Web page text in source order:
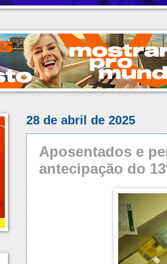
28 de abril de 2025
Aposentados e
antecipação do